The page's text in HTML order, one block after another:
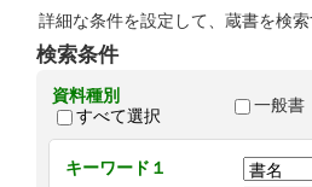
詳細な条件を設定して、蔵書を検索
検索条件
資料種別
すべて選択
一般書
キーワード１